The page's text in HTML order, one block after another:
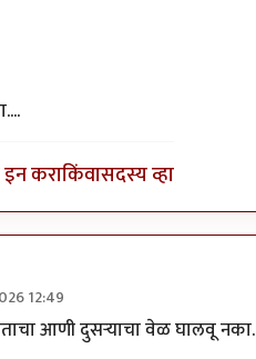
कराकिंवासदस्य व्हा
12:49
आणी दुसर्‍याचा वेळ घालवू नका.